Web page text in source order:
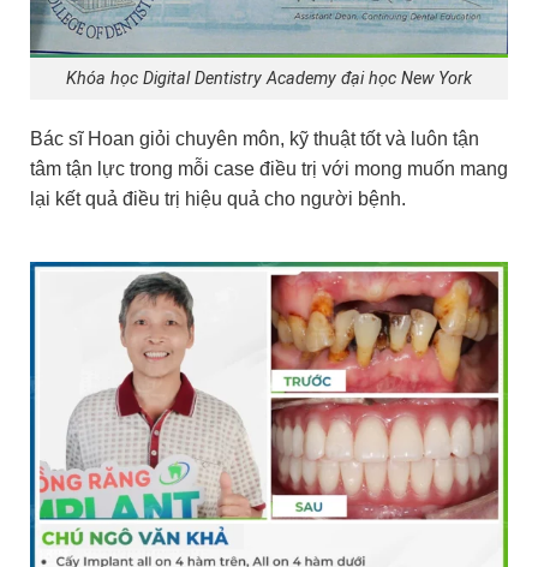
Khóa học Digital Dentistry Academy đại học New York
Bác sĩ Hoan giỏi chuyên môn, kỹ thuật tốt và luôn tận
tâm tận lực trong mỗi case điều trị với mong muốn mang
lại kết quả điều trị hiệu quả cho người bệnh.